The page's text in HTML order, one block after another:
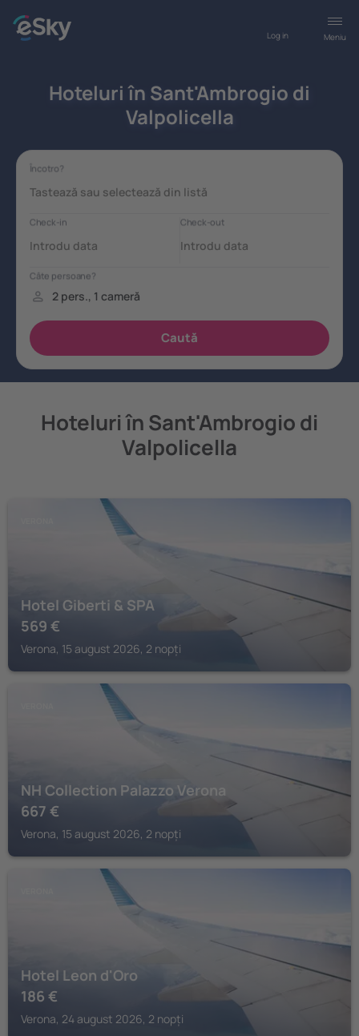
Meniu
Log in
Hoteluri în Sant'Ambrogio di
Valpolicella
Hoteluri în Sant'Ambrogio di
Valpolicella
Hotel Giberti & SPA
569 €
Verona, 15 august 2026, 2 nopți
NH Collection Palazzo Verona
667 €
Verona, 15 august 2026, 2 nopți
Hotel Leon d'Oro
186 €
Verona, 24 august 2026, 2 nopți